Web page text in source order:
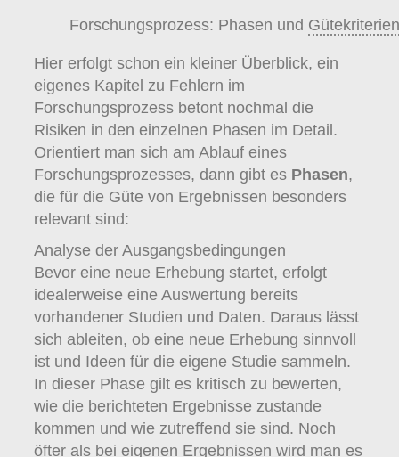
Forschungsprozess: Phasen und Gütekriterien
Hier erfolgt schon ein kleiner Überblick, ein
eigenes Kapitel zu Fehlern im
Forschungsprozess betont nochmal die
Risiken in den einzelnen Phasen im Detail.
Orientiert man sich am Ablauf eines
Forschungsprozesses, dann gibt es Phasen,
die für die Güte von Ergebnissen besonders
relevant sind:
Analyse der Ausgangsbedingungen
Bevor eine neue Erhebung startet, erfolgt
idealerweise eine Auswertung bereits
vorhandener Studien und Daten. Daraus lässt
sich ableiten, ob eine neue Erhebung sinnvoll
ist und Ideen für die eigene Studie sammeln.
In dieser Phase gilt es kritisch zu bewerten,
wie die berichteten Ergebnisse zustande
kommen und wie zutreffend sie sind. Noch
öfter als bei eigenen Ergebnissen wird man es